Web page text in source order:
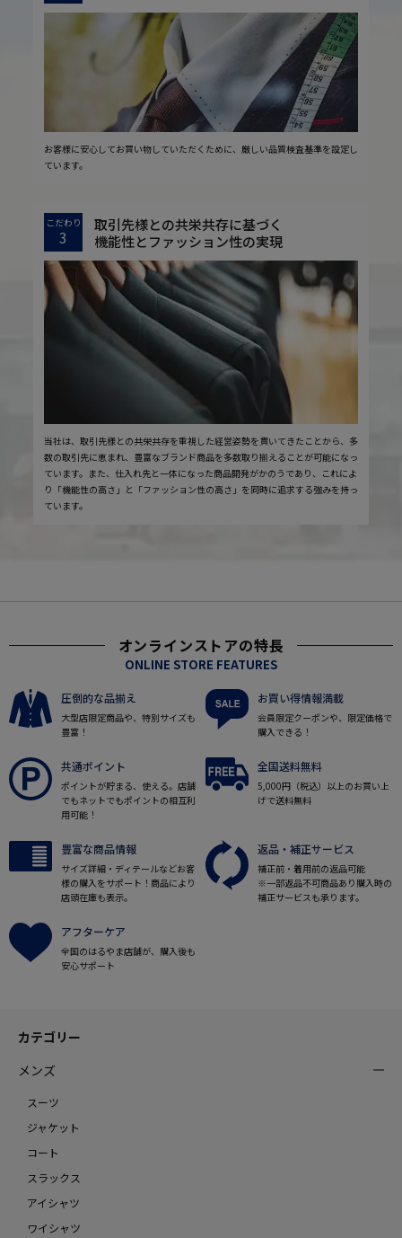
お客様に安心してお買い物していただくために、厳しい品質検査基準を設定し
ています。
こだわり
3
取引先様との共栄共存に基づく
機能性とファッション性の実現
当社は、取引先様との共栄共存を重視した経営姿勢を貫いてきたことから、多
数の取引先に恵まれ、豊富なブランド商品を多数取り揃えることが可能になっ
ています。また、仕入れ先と一体になった商品開発がかのうであり、これによ
り「機能性の高さ」と「ファッション性の高さ」を同時に追求する強みを持っ
ています。
オンラインストアの特長
ONLINE STORE FEATURES
圧倒的な品揃え
大型店限定商品や、特別サイズも
豊富！
お買い得情報満載
会員限定クーポンや、限定価格で
購入できる！
共通ポイント
ポイントが貯まる、使える。店舗
でもネットでもポイントの相互利
用可能！
全国送料無料
5,000円（税込）以上のお買い上
げで送料無料
豊富な商品情報
サイズ詳細・ディテールなどお客
様の購入をサポート！商品により
店頭在庫も表示。
返品・補正サービス
補正前・着用前の返品可能
※一部返品不可商品あり購入時の
補正サービスも承ります。
アフターケア
全国のはるやま店舗が、購入後も
安心サポート
カテゴリー
メンズ
スーツ
ジャケット
コート
スラックス
アイシャツ
ワイシャツ